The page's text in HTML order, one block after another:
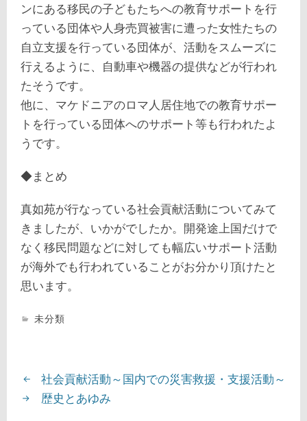
ンにある移民の子どもたちへの教育サポートを行
っている団体や人身売買被害に遭った女性たちの
自立支援を行っている団体が、活動をスムーズに
行えるように、自動車や機器の提供などが行われ
たそうです。
他に、マケドニアのロマ人居住地での教育サポー
トを行っている団体へのサポート等も行われたよ
うです。
◆まとめ
真如苑が行なっている社会貢献活動についてみて
きましたが、いかがでしたか。開発途上国だけで
なく移民問題などに対しても幅広いサポート活動
が海外でも行われていることがお分かり頂けたと
思います。
未分類
社会貢献活動～国内での災害救援・支援活動～
歴史とあゆみ